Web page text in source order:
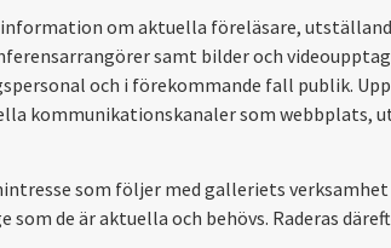
om aktuella föreläsare,
samt bilder och
och i förekommande fall publik.
kommunikationskanaler som webbplats,
som följer med galleriets verksamhet
som de är aktuella och behövs. Raderas